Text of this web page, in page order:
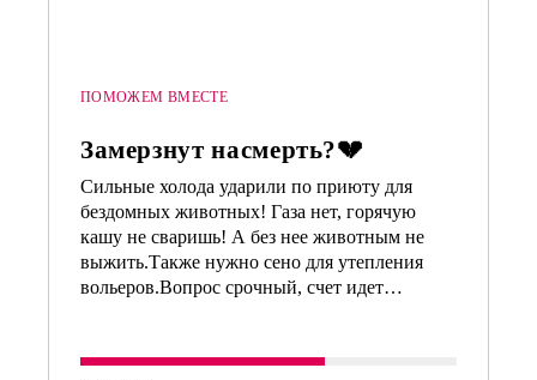
ПОМОЖЕМ ВМЕСТЕ
Замерзнут насмерть?💔
Сильные холода ударили по приюту для
бездомных животных! Газа нет, горячую
кашу не сваришь! А без нее животным не
выжить.Также нужно сено для утепления
вольеров.Вопрос срочный, счет идет…